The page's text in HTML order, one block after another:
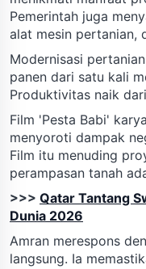
Pemerintah juga
alat mesin pertanian,
Modernisasi
panen dari satu kali
Produktivitas naik
Film 'Pesta Babi'
menyoroti dampak
Film itu menuding
perampasan tanah
>>> Qatar Tantang
Dunia 2026
Amran merespons
langsung. Ia